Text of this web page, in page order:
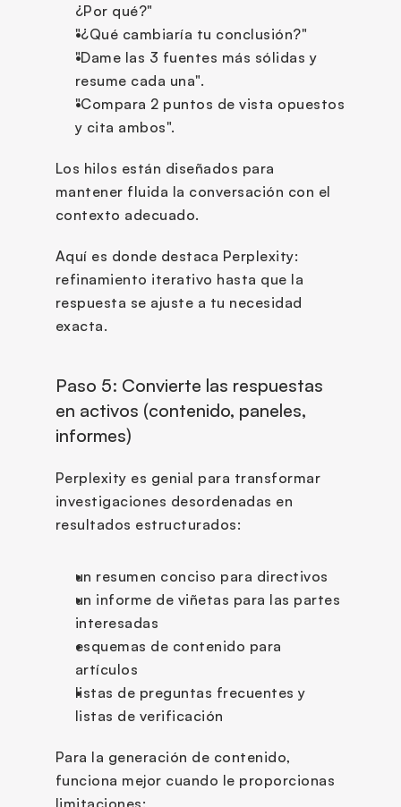
¿Por qué?"
"¿Qué cambiaría tu conclusión?"
"Dame las 3 fuentes más sólidas y
resume cada una".
"Compara 2 puntos de vista opuestos
y cita ambos".
Los hilos están diseñados para
mantener fluida la conversación con el
contexto adecuado.
Aquí es donde destaca Perplexity:
refinamiento iterativo hasta que la
respuesta se ajuste a tu necesidad
exacta.
Paso 5: Convierte las respuestas
en activos (contenido, paneles,
informes)
Perplexity es genial para transformar
investigaciones desordenadas en
resultados estructurados:
un resumen conciso para directivos
un informe de viñetas para las partes
interesadas
esquemas de contenido para
artículos
listas de preguntas frecuentes y
listas de verificación
Para la generación de contenido,
funciona mejor cuando le proporcionas
limitaciones: